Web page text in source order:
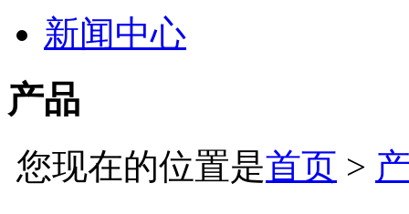
新闻中心
产品
您现在的位置是首页 >